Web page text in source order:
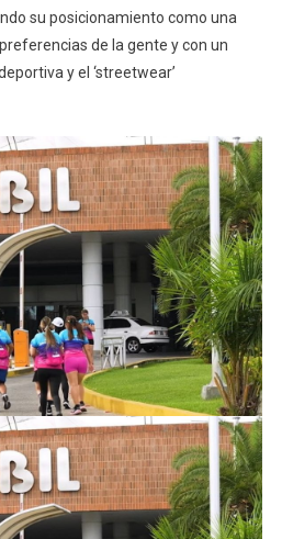
su posicionamiento como una
de la gente y con un
y el ‘streetwear’